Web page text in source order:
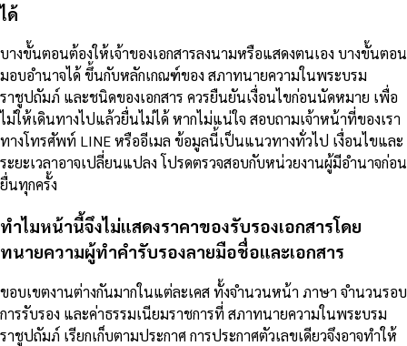
ได้
บางขั้นตอนต้องให้เจ้าของเอกสารลงนามหรือแสดงตนเอง บางขั้นตอน
มอบอำนาจได้ ขึ้นกับหลักเกณฑ์ของ สภาทนายความในพระบรม
ราชูปถัมภ์ และชนิดของเอกสาร ควรยืนยันเงื่อนไขก่อนนัดหมาย เพื่อ
ไม่ให้เดินทางไปแล้วยื่นไม่ได้ หากไม่แน่ใจ สอบถามเจ้าหน้าที่ของเรา
ทางโทรศัพท์ LINE หรืออีเมล ข้อมูลนี้เป็นแนวทางทั่วไป เงื่อนไขและ
ระยะเวลาอาจเปลี่ยนแปลง โปรดตรวจสอบกับหน่วยงานผู้มีอำนาจก่อน
ยื่นทุกครั้ง
ทำไมหน้านี้จึงไม่แสดงราคาของรับรองเอกสารโดย
ทนายความผู้ทำคำรับรองลายมือชื่อและเอกสาร
ขอบเขตงานต่างกันมากในแต่ละเคส ทั้งจำนวนหน้า ภาษา จำนวนรอบ
การรับรอง และค่าธรรมเนียมราชการที่ สภาทนายความในพระบรม
ราชูปถัมภ์ เรียกเก็บตามประกาศ การประกาศตัวเลขเดียวจึงอาจทำให้